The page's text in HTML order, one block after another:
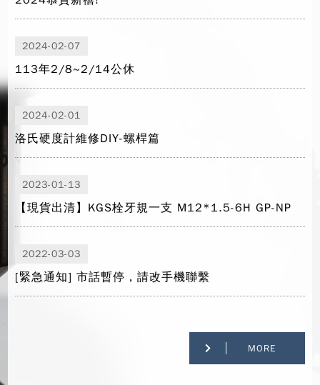
2024-02-07
113年2/8~2/14公休
2024-02-01
洛氏硬度計維修DIY-螺桿篇
2023-01-13
【現貨出清】KGS栓牙規一支 M12*1.5-6H GP-NP
2022-03-03
[緊急通知] 市話暫停，請改手機聯繫
MORE